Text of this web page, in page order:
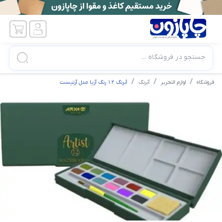
جستجو در فروشگاه ...
فروشگاه لوازم التحریر آبرنگ آبرنگ ۱۲ رنگ آریا مدل آرتیست